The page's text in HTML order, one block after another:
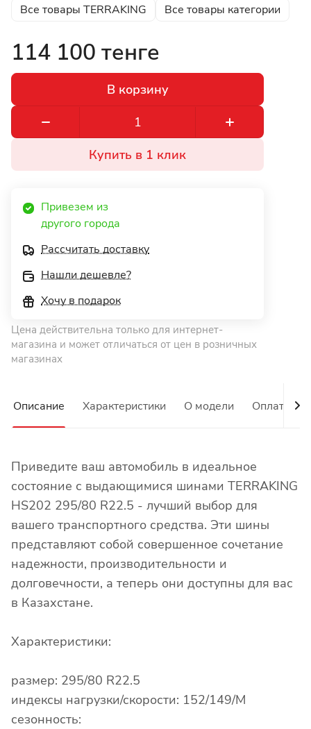
Все товары TERRAKING Все товары категории
114 100 тенге
В корзину
Купить в 1 клик
Привезем из
другого города
Рассчитать доставку
Нашли дешевле?
Хочу в подарок
Цена действительна только для интернет-
магазина и может отличаться от цен в розничных
магазинах
Описание Характеристики О модели Оплата
Приведите ваш автомобиль в идеальное
состояние с выдающимися шинами TERRAKING
HS202 295/80 R22.5 - лучший выбор для
вашего транспортного средства. Эти шины
представляют собой совершенное сочетание
надежности, производительности и
долговечности, а теперь они доступны для вас
в Казахстане.
Характеристики:
размер: 295/80 R22.5
индексы нагрузки/скорости: 152/149/M
сезонность: